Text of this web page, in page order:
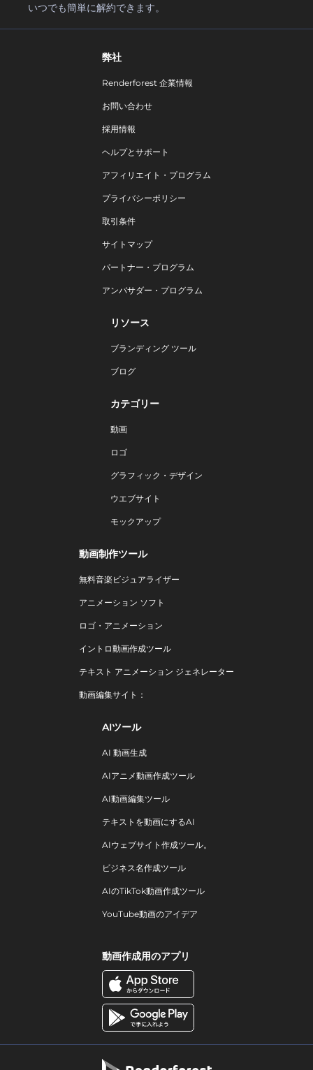
いつでも簡単に解約できます。
弊社
Renderforest 企業情報
お問い合わせ
採用情報
ヘルプとサポート
アフィリエイト・プログラム
プライバシーポリシー
取引条件
サイトマップ
パートナー・プログラム
アンバサダー・プログラム
リソース
ブランディング ツール
ブログ
カテゴリー
動画
ロゴ
グラフィック・デザイン
ウエブサイト
モックアップ
動画制作ツール
無料音楽ビジュアライザー
アニメーション ソフト
ロゴ・アニメーション
イントロ動画作成ツール
テキスト アニメーション ジェネレーター
動画編集サイト：
AIツール
AI 動画生成
AIアニメ動画作成ツール
AI動画編集ツール
テキストを動画にするAI
AIウェブサイト作成ツール。
ビジネス名作成ツール
AIのTikTok動画作成ツール
YouTube動画のアイデア
動画作成用のアプリ